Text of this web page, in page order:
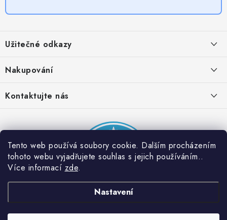
Tento web používá soubory cookie. Dalším procházením
tohoto webu vyjadřujete souhlas s jejich používáním..
Více informací zde.
Nastavení
p
a
Užitečné odkazy
Provizní systém
Partner stránek: Super plecháček
Nakupování
Podmínky akce 2 + 1 zdarma
Kontaktujte nás